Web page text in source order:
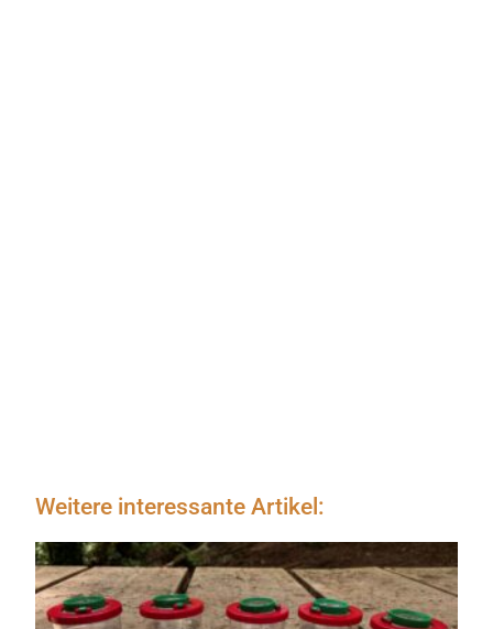
Weitere interessante Artikel: